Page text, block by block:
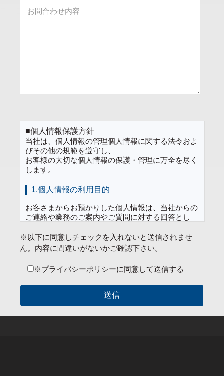
■個人情報保護方針
当社は、個人情報の管理個人情報に関する法令およ
びその他の規範を遵守し、
お客様の大切な個人情報の保護・管理に万全を尽く
します。
1.個人情報の利用目的
お客さまからお預かりした個人情報は、当社からの
ご連絡や業務のご案内やご質問に対する回答とし
上記以外の目的で個人情報を利用する必要があった
同意がいただけない場合は、当該個人情報は利用い
たしません。
2.第三者への提供・開示の禁止
※以下に同意しチェックを入れないと送信されませ
ん。内容に間違いがないかご確認下さい。
※プライバシーポリシーに同意して送信する